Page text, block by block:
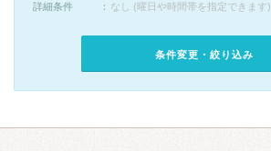
詳細条件
なし (曜日や時間帯を指定できます)
条件変更・絞り込み